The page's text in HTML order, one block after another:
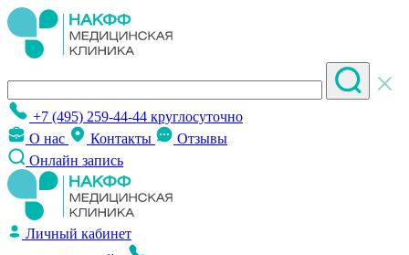
+7 (495) 259-44-44 круглосуточно
О нас
Контакты
Отзывы
Онлайн запись
Личный кабинет